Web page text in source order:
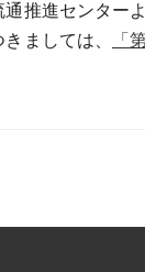
通推進センター
ましては、
「